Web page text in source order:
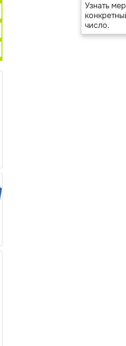
Узнать
число.